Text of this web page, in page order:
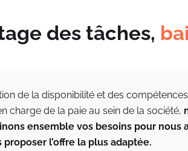
des tâches,
de la disponibilité et des
charge de la paie au sein de la société,
ensemble vos besoins pour nous
proposer l’offre la plus adaptée.